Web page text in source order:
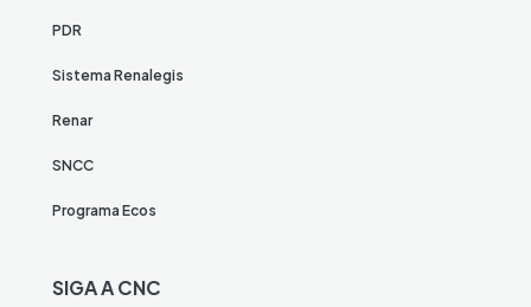
PDR
Sistema Renalegis
Renar
SNCC
Programa Ecos
SIGA A CNC